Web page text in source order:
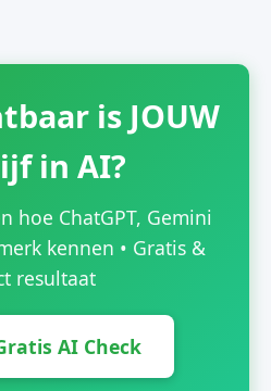
is JOUW
in AI?
hoe ChatGPT, Gemini
kennen • Gratis &
resultaat
AI Check